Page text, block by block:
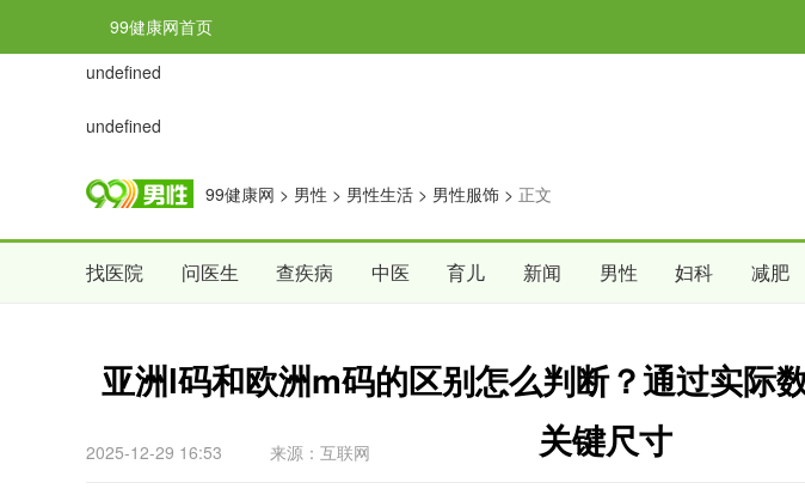
99健康网首页
undefined
undefined
99健康网 > 男性 > 男性生活 > 男性服饰 > 正文
找医院 问医生 查疾病 中医 育儿 新闻 男性 妇科 减肥
亚洲l码和欧洲m码的区别怎么判断？通过实际
关键尺寸
2025-12-29 16:53 来源：互联网